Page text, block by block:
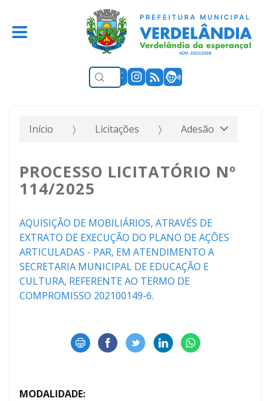
Início Licitações Adesão
PROCESSO LICITATÓRIO Nº
114/2025
AQUISIÇÃO DE MOBILIÁRIOS, ATRAVÉS DE
EXTRATO DE EXECUÇÃO DO PLANO DE AÇÕES
ARTICULADAS - PAR, EM ATENDIMENTO A
SECRETARIA MUNICIPAL DE EDUCAÇÃO E
CULTURA, REFERENTE AO TERMO DE
COMPROMISSO 202100149-6.
MODALIDADE: